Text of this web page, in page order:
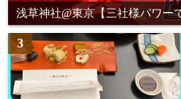
浅草神社@東京【三社様パワー
3